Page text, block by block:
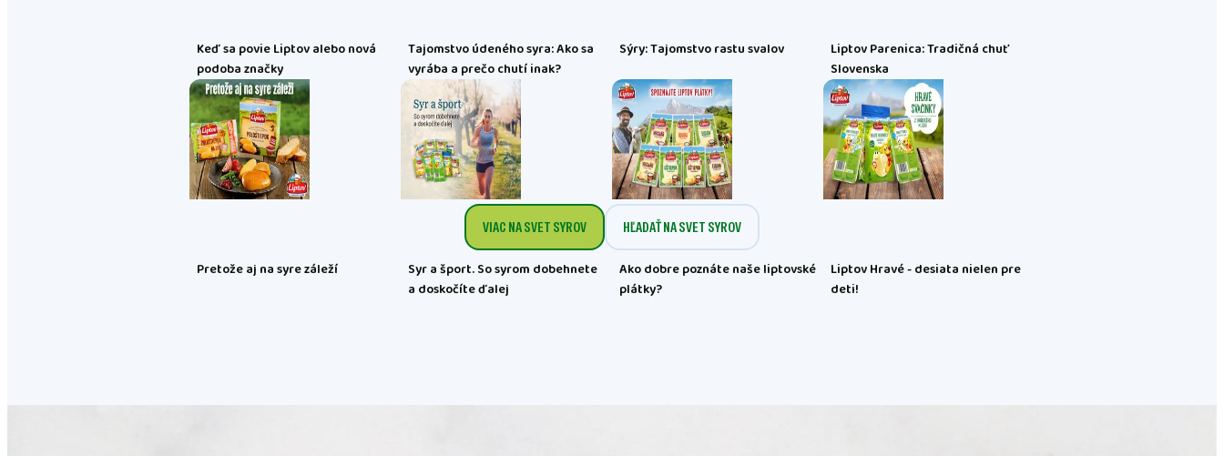
Keď sa povie Liptov alebo nová
podoba značky
Tajomstvo údeného syra: Ako sa
vyrába a prečo chutí inak?
Sýry: Tajomstvo rastu svalov
Liptov Parenica: Tradičná chuť
Slovenska
Pretože aj na syre záleží
Syr a šport. So syrom dobehnete
a doskočíte ďalej
Ako dobre poznáte naše liptovské
plátky?
Liptov Hravé - desiata nielen pre
deti!
VIAC NA SVET SYROV HĽADAŤ NA SVET SYROV